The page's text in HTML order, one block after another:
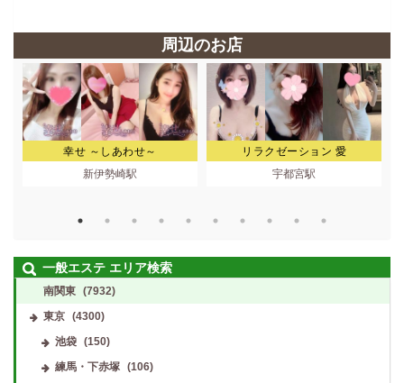
周辺のお店
幸せ ～しあわせ～
新伊勢崎駅
リラクゼーション 愛
宇都宮駅
一般エステ エリア検索
南関東 (7932)
東京 (4300)
池袋
(150)
練馬・下赤塚
(106)